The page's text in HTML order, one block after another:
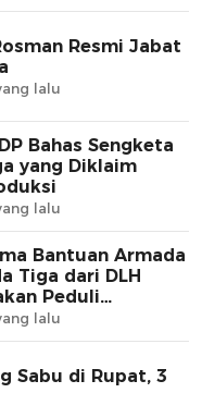
Resmi Jabat
lalu
Bahas Sengketa
yang Diklaim
lalu
Bantuan Armada
Tiga dari DLH
Peduli
lalu
Sabu di Rupat, 3